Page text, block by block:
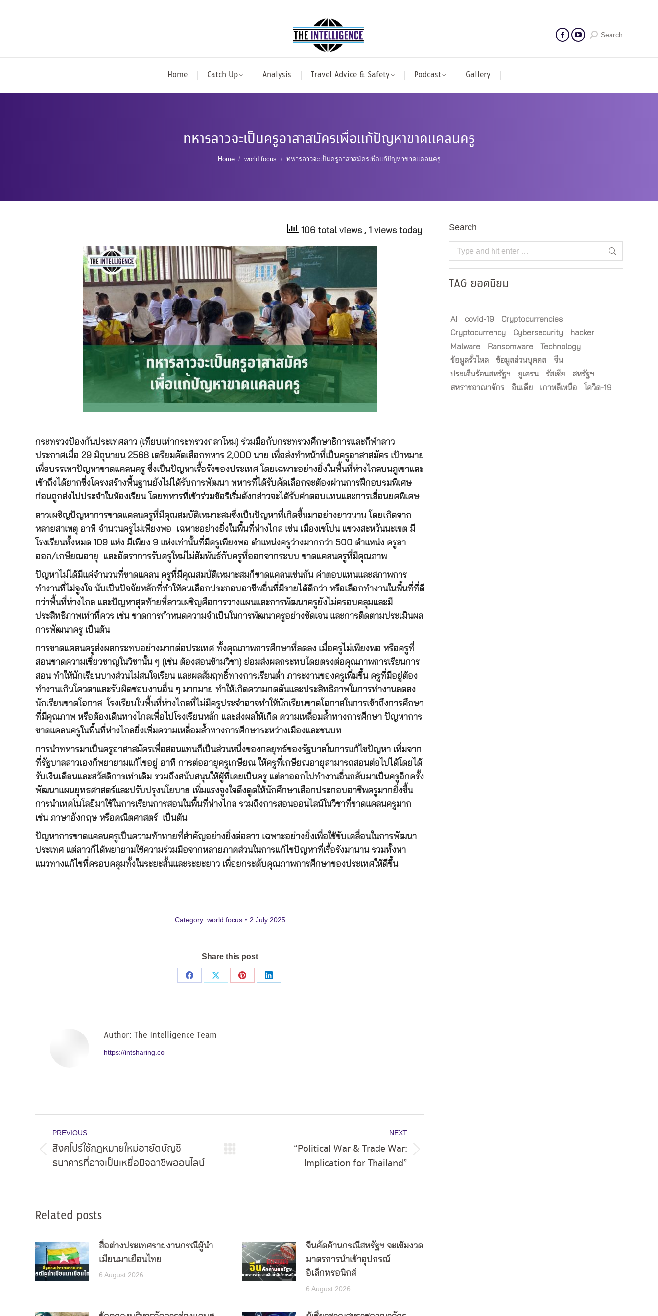
Search
Home Catch Up Analysis Travel Advice & Safety Podcast Gallery
ทหารลาวจะเป็นครูอาสาสมัครเพื่อแก้ปัญหาขาดแคลนครู
You are here:
Home world focus ทหารลาวจะเป็นครูอาสาสมัครเพื่อแก้ปัญหาขาดแคลนครู
106 total views , 1 views today
กระทรวงป้องกันประเทศลาว (เทียบเท่ากระทรวงกลาโหม) ร่วมมือกับกระทรวงศึกษาธิการและกีฬาลาว
ประกาศเมื่อ 29 มิถุนายน 2568 เตรียมคัดเลือกทหาร 2,000 นาย เพื่อส่งทำหน้าที่เป็นครูอาสาสมัคร เป้าหมาย
เพื่อบรรเทาปัญหาขาดแคลนครู ซึ่งเป็นปัญหาเรื้อรังของประเทศ โดยเฉพาะอย่างยิ่งในพื้นที่ห่างไกลบนภูเขาและ
เข้าถึงได้ยากซึ่งโครงสร้างพื้นฐานยังไม่ได้รับการพัฒนา ทหารที่ได้รับคัดเลือกจะต้องผ่านการฝึกอบรมพิเศษ
ก่อนถูกส่งไปประจำในห้องเรียน โดยทหารที่เข้าร่วมข้อริเริ่มดังกล่าวจะได้รับค่าตอบแทนและการเลื่อนยศพิเศษ
ลาวเผชิญปัญหาการขาดแคลนครูที่มีคุณสมบัติเหมาะสมซึ่งเป็นปัญหาที่เกิดขึ้นมาอย่างยาวนาน โดยเกิดจาก
หลายสาเหตุ อาทิ จำนวนครูไม่เพียงพอ เฉพาะอย่างยิ่งในพื้นที่ห่างไกล เช่น เมืองเซโปน แขวงสะหวันนะเขต มี
โรงเรียนทั้งหมด 109 แห่ง มีเพียง 9 แห่งเท่านั้นที่มีครูเพียงพอ ตำแหน่งครูว่างมากกว่า 500 ตำแหน่ง ครูลา
ออก/เกษียณอายุ และอัตราการรับครูใหม่ไม่สัมพันธ์กับครูที่ออกจากระบบ ขาดแคลนครูที่มีคุณภาพ
ปัญหาไม่ได้มีแค่จำนวนที่ขาดแคลน ครูที่มีคุณสมบัติเหมาะสมก็ขาดแคลนเช่นกัน ค่าตอบแทนและสภาพการ
ทำงานที่ไม่จูงใจ นับเป็นปัจจัยหลักที่ทำให้คนเลือกประกอบอาชีพอื่นที่มีรายได้ดีกว่า หรือเลือกทำงานในพื้นที่ที่ดี
กว่าพื้นที่ห่างไกล และปัญหาสุดท้ายที่ลาวเผชิญคือการวางแผนและการพัฒนาครูยังไม่ครอบคลุมและมี
ประสิทธิภาพเท่าที่ควร เช่น ขาดการกำหนดความจำเป็นในการพัฒนาครูอย่างชัดเจน และการติดตามประเมินผล
การพัฒนาครู เป็นต้น
การขาดแคลนครูส่งผลกระทบอย่างมากต่อประเทศ ทั้งคุณภาพการศึกษาที่ลดลง เมื่อครูไม่เพียงพอ หรือครูที่
สอนขาดความเชี่ยวชาญในวิชานั้น ๆ (เช่น ต้องสอนข้ามวิชา) ย่อมส่งผลกระทบโดยตรงต่อคุณภาพการเรียนการ
สอน ทำให้นักเรียนบางส่วนไม่สนใจเรียน และผลสัมฤทธิ์ทางการเรียนต่ำ ภาระงานของครูเพิ่มขึ้น ครูที่มีอยู่ต้อง
ทำงานเกินโควตาและรับผิดชอบงานอื่น ๆ มากมาย ทำให้เกิดความกดดันและประสิทธิภาพในการทำงานลดลง
นักเรียนขาดโอกาส โรงเรียนในพื้นที่ห่างไกลที่ไม่มีครูประจำอาจทำให้นักเรียนขาดโอกาสในการเข้าถึงการศึกษา
ที่มีคุณภาพ หรือต้องเดินทางไกลเพื่อไปโรงเรียนหลัก และส่งผลให้เกิด ความเหลื่อมล้ำทางการศึกษา ปัญหาการ
ขาดแคลนครูในพื้นที่ห่างไกลยิ่งเพิ่มความเหลื่อมล้ำทางการศึกษาระหว่างเมืองและชนบท
การนำทหารมาเป็นครูอาสาสมัครเพื่อสอนแทนก็เป็นส่วนหนึ่งของกลยุทธ์ของรัฐบาลในการแก้ไขปัญหา เพิ่มจาก
ที่รัฐบาลลาวเองก็พยายามแก้ไขอยู่ อาทิ การต่ออายุครูเกษียณ ให้ครูที่เกษียณอายุสามารถสอนต่อไปได้โดยได้
รับเงินเดือนและสวัสดิการเท่าเดิม รวมถึงสนับสนุนให้ผู้ที่เคยเป็นครู แต่ลาออกไปทำงานอื่นกลับมาเป็นครูอีกครั้ง
พัฒนาแผนยุทธศาสตร์และปรับปรุงนโยบาย เพิ่มแรงจูงใจดึงดูดให้นักศึกษาเลือกประกอบอาชีพครูมากยิ่งขึ้น
การนำเทคโนโลยีมาใช้ในการเรียนการสอนในพื้นที่ห่างไกล รวมถึงการสอนออนไลน์ในวิชาที่ขาดแคลนครูมาก
เช่น ภาษาอังกฤษ หรือคณิตศาสตร์ เป็นต้น
ปัญหาการขาดแคลนครูเป็นความท้าทายที่สำคัญอย่างยิ่งต่อลาว เฉพาะอย่างยิ่งเพื่อใช้ขับเคลื่อนในการพัฒนา
ประเทศ แต่ลาวก็ได้พยายามใช้ความร่วมมือจากหลายภาคส่วนในการแก้ไขปัญหาที่เรื้อรังมานาน รวมทั้งหา
แนวทางแก้ไขที่ครอบคลุมทั้งในระยะสั้นและระยะยาว เพื่อยกระดับคุณภาพการศึกษาของประเทศให้ดีขึ้น
Category: world focus 2 July 2025
Share this post
Share
Share
Share
Share
Author: The Intelligence Team
https://intsharing.co
navigation
PREVIOUS
post:
สิงคโปร์ใช้กฎหมายใหม่อายัดบัญชี
ธนาคารที่อาจเป็นเหยื่อมิจฉาชีพออนไลน์
NEXT
“Political War & Trade War:
Implication for Thailand”
Related posts
สื่อต่างประเทศรายงานกรณีผู้นำ
เมียนมาเยือนไทย
6 August 2026
จีนคัดค้านกรณีสหรัฐฯ จะเข้มงวด
มาตรการนำเข้าอุปกรณ์
อิเล็กทรอนิกส์
6 August 2026
Search
Search:
TAG ยอดนิยม
AI covid-19
Cryptocurrencies
Cryptocurrency
Cybersecurity
hacker
Malware
Ransomware
Technology
ข้อมูลรั่วไหล
ข้อมูลส่วนบุคคล
จีน
ประเด็นร้อนสหรัฐฯ
ยูเครน รัสเซีย
สหรัฐฯ
สหราชอาณาจักร
อินเดีย เกาหลีเหนือ โควิด-19